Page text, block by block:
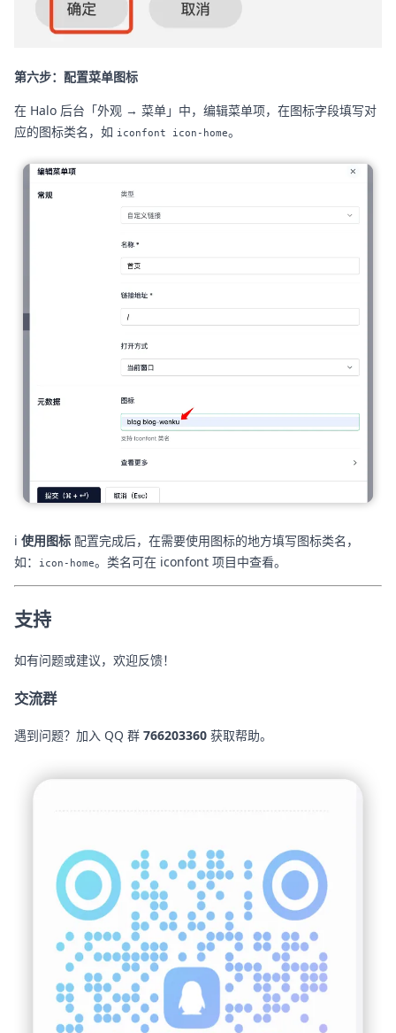
第六步：配置菜单图标
在 Halo 后台「外观 → 菜单」中，编辑菜单项，在图标字段填写对
应的图标类名，如 iconfont icon-home。
ℹ️ 使用图标 配置完成后，在需要使用图标的地方填写图标类名，
如：
icon-home。类名可在 iconfont 项目中查看。
支持
如有问题或建议，欢迎反馈！
交流群
遇到问题？加入 QQ 群 766203360 获取帮助。